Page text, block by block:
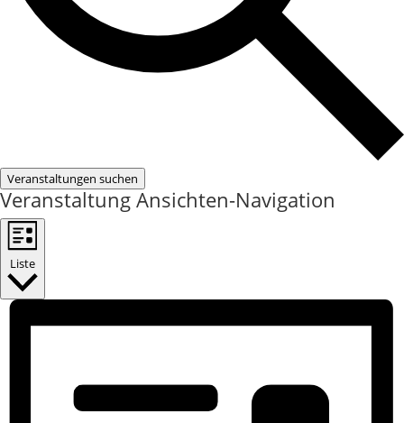
Veranstaltungen suchen
Veranstaltung Ansichten-Navigation
Liste